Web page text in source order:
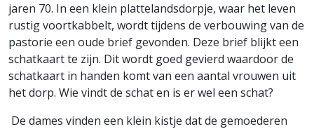
jaren 70. In een klein plattelandsdorpje, waar het leven
rustig voortkabbelt, wordt tijdens de verbouwing van de
pastorie een oude brief gevonden. Deze brief blijkt een
schatkaart te zijn. Dit wordt goed gevierd waardoor de
schatkaart in handen komt van een aantal vrouwen uit
het dorp. Wie vindt de schat en is er wel een schat?
De dames vinden een klein kistje dat de gemoederen